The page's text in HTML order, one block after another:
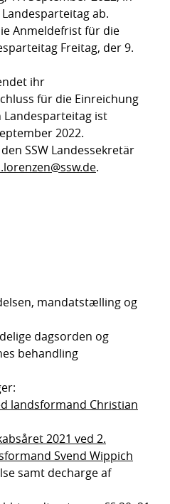
ab.
Anmeldefrist für die
Freitag, der 9.
ihr
für die Einreichung
ist
2022.
SSW Landessekretär
.
mandatstælling og
dagsorden og
behandling
landsformand Christian
2021 ved 2.
Svend Wippich
samt decharge af